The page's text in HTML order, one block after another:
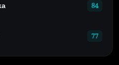
84
77